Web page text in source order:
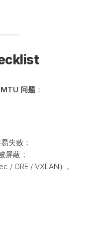
问题 ：
失败；
屏蔽；
/ GRE / VXLAN）。